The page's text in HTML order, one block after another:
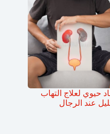
حيوي لعلاج التهاب
عند الرجال